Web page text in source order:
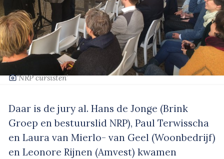
‘NRP cursisten’
Daar is de jury al. Hans de Jonge (Brink
Groep en bestuurslid NRP), Paul Terwisscha
en Laura van Mierlo- van Geel (Woonbedrijf)
en Leonore Rijnen (Amvest) kwamen